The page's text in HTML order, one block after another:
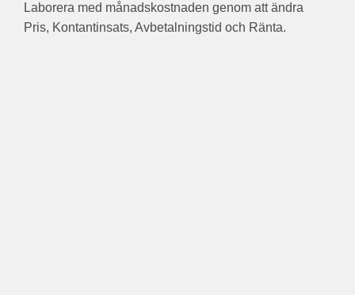
Laborera med månadskostnaden genom att ändra
Pris, Kontantinsats, Avbetalningstid och Ränta.